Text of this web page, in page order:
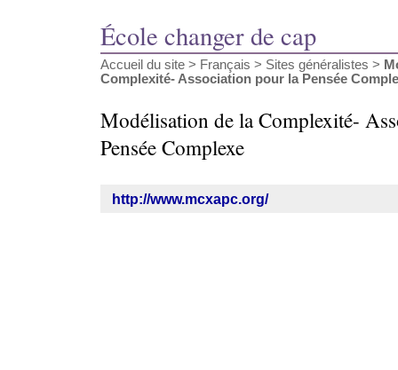
École changer de cap
Accueil du site > Français > Sites généralistes >
Complexité- Association pour la Pensée
Modélisation de la Complexité-
Pensée Complexe
http://www.mcxapc.org/